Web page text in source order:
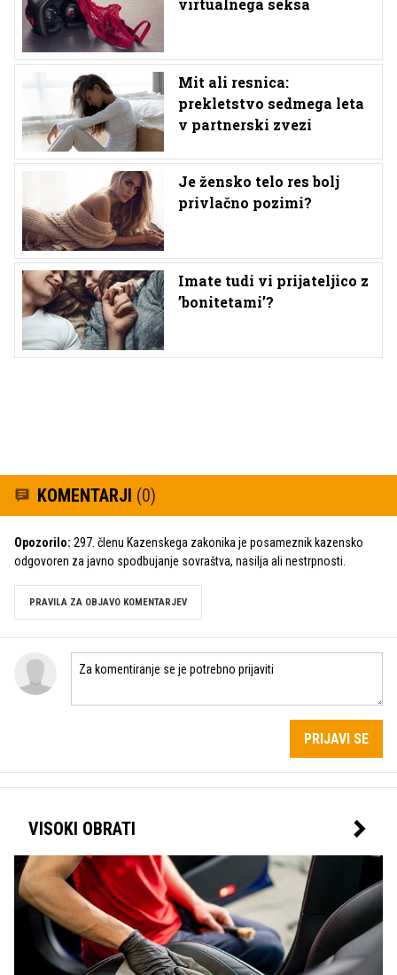
virtualnega seksa
Mit ali resnica:
prekletstvo sedmega leta
v partnerski zvezi
Je žensko telo res bolj
privlačno pozimi?
Imate tudi vi prijateljico z
’bonitetami’?
KOMENTARJI (0)
Opozorilo: 297. členu Kazenskega zakonika je posameznik kazensko
odgovoren za javno spodbujanje sovraštva, nasilja ali nestrpnosti.
PRAVILA ZA OBJAVO KOMENTARJEV
PRIJAVI SE
VISOKI OBRATI